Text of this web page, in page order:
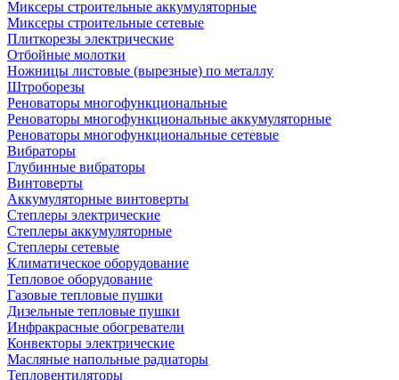
Миксеры строительные аккумуляторные
Миксеры строительные сетевые
Плиткорезы электрические
Отбойные молотки
Ножницы листовые (вырезные) по металлу
Штроборезы
Реноваторы многофункциональные
Реноваторы многофункциональные аккумуляторные
Реноваторы многофункциональные сетевые
Вибраторы
Глубинные вибраторы
Винтоверты
Аккумуляторные винтоверты
Степлеры электрические
Степлеры аккумуляторные
Степлеры сетевые
Климатическое оборудование
Тепловое оборудование
Газовые тепловые пушки
Дизельные тепловые пушки
Инфракрасные обогреватели
Конвекторы электрические
Масляные напольные радиаторы
Тепловентиляторы